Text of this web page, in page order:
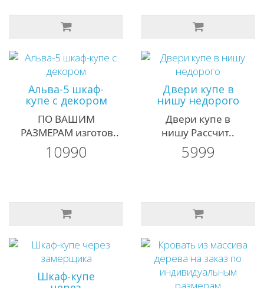
Альва-5 шкаф-
купе с декором
ПО ВАШИМ
РАЗМЕРАМ изготов..
10990
Двери купе в
нишу недорого
Двери купе в
нишу Рассчит..
5999
Шкаф-купе